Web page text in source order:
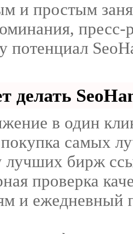
и простым
потенциал
делать
в один
самых
лучших бирж
проверка
и ежедневный